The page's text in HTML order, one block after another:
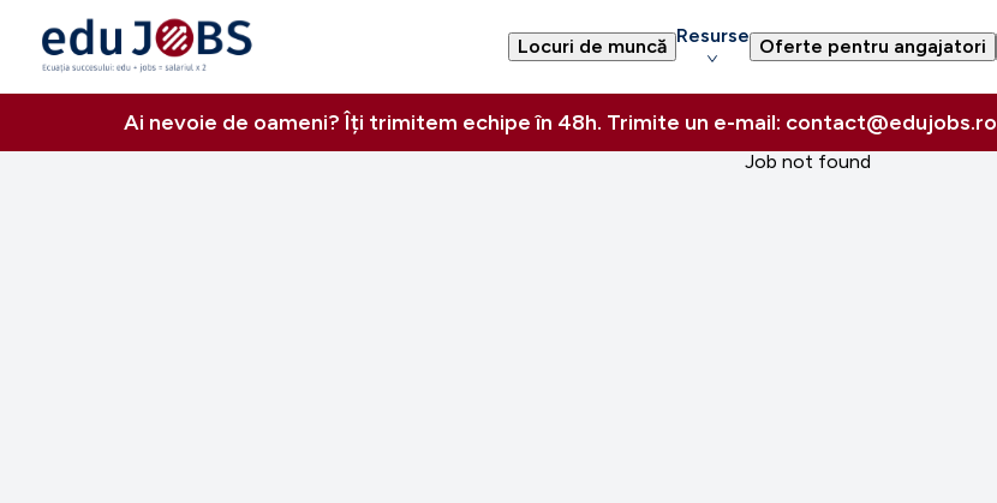
Locuri de muncă Resurse Oferte pentru angajatori
Ai nevoie de oameni? Îți trimitem echipe în 48h. Trimite un e-mail: contact@edujobs.ro
Job not found